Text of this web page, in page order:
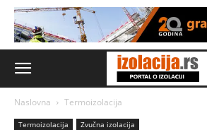
Naslovna Termoizolacija
Termoizolacija Zvučna izolacija